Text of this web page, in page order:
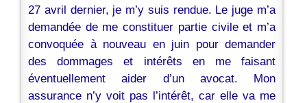
27 avril dernier, je m’y suis rendue. Le juge m’a
demandée de me constituer partie civile et m’a
convoquée à nouveau en juin pour demander
des dommages et intérêts en me faisant
éventuellement aider d’un avocat. Mon
assurance n’y voit pas l’intérêt, car elle va me